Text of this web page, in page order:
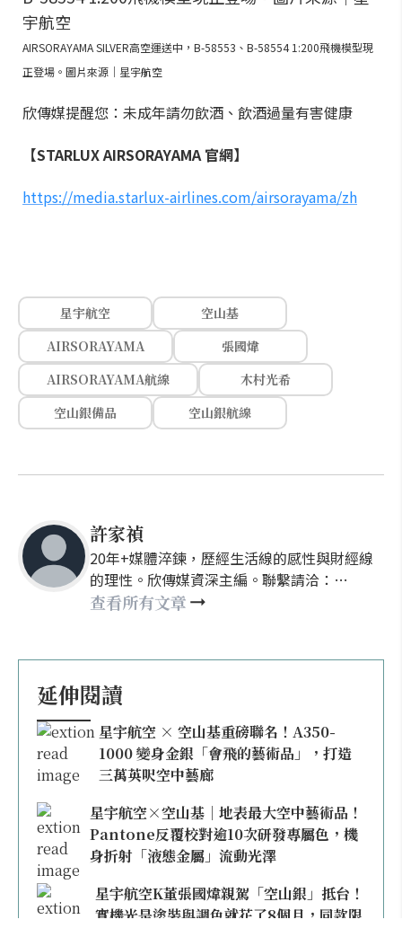
AIRSORAYAMA SILVER高空運送中，B-58553、B-58554 1:200飛機模型現
正登場。圖片來源｜星宇航空
欣傳媒提醒您：未成年請勿飲酒、飲酒過量有害健康
【STARLUX AIRSORAYAMA 官網】
https://media.starlux-airlines.com/airsorayama/zh
星宇航空
空山基
AIRSORAYAMA
張國煒
AIRSORAYAMA航線
木村光希
空山銀備品
空山銀航線
許家禎
20年+媒體淬鍊，歷經生活線的感性與財經線
的理性。欣傳媒資深主編。聯繫請洽：
nellyhsu@xinmedia.com
查看所有文章
延伸閱讀
星宇航空 × 空山基重磅聯名！A350-
1000 變身金銀「會飛的藝術品」，打造
三萬英呎空中藝廊
星宇航空×空山基｜地表最大空中藝術品！
Pantone反覆校對逾10次研發專屬色，機
身折射「液態金屬」流動光澤
星宇航空K董張國煒親駕「空山銀」抵台！
實機光是塗裝與調色就花了8個月，同款限